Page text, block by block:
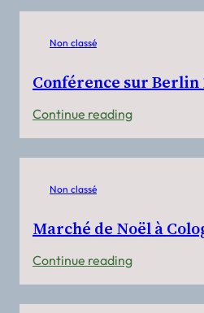
Générale
Non classé
Conférence sur Berlin
Continue reading:
Conférence
sur
Non classé
Marché de Noël à
Continue reading:
Marché
de